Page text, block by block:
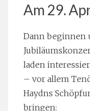
Am 29.
Dann beginnen
laden
– vor allem
Haydns